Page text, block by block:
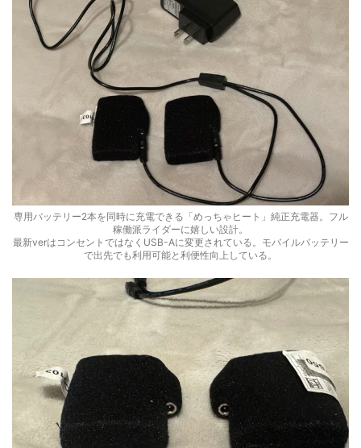
専用バッテリー2本を同時に充電できる「めっちゃヒート」純正充電器。フル
稼働派ライダーに嬉しい設計。
最新verはコンセントではなくUSB-Aに変更されている。モバイルバッテリー
で出先でも利用可能と利便性向上している。